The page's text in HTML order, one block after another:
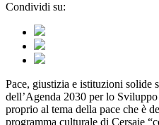
Condividi su:
Pace, giustizia e istituzioni solide
dell’Agenda 2030 per lo
proprio al tema della pace che è
programma culturale di Cersaie